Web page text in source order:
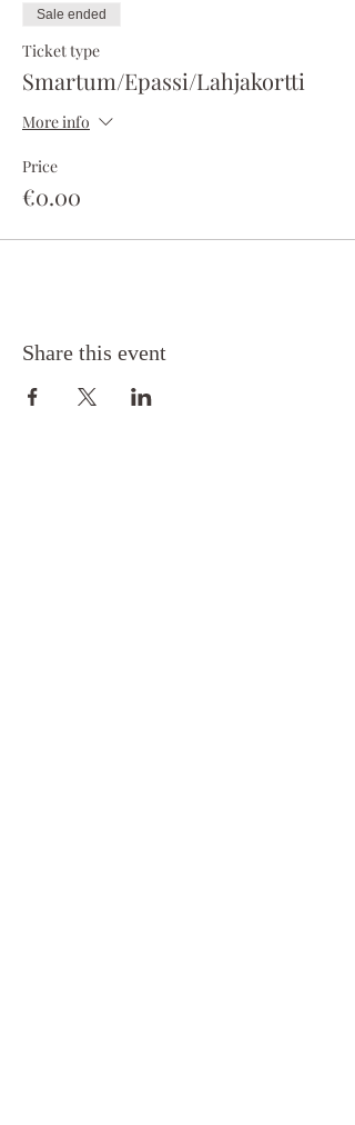
Sale ended
Ticket type
Smartum/Epassi/Lahjakortti
More info
Price
€0.00
Share this event